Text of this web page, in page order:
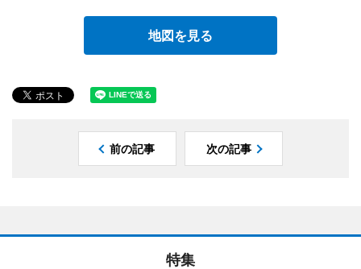
地図を見る
前の記事 次の記事
特集